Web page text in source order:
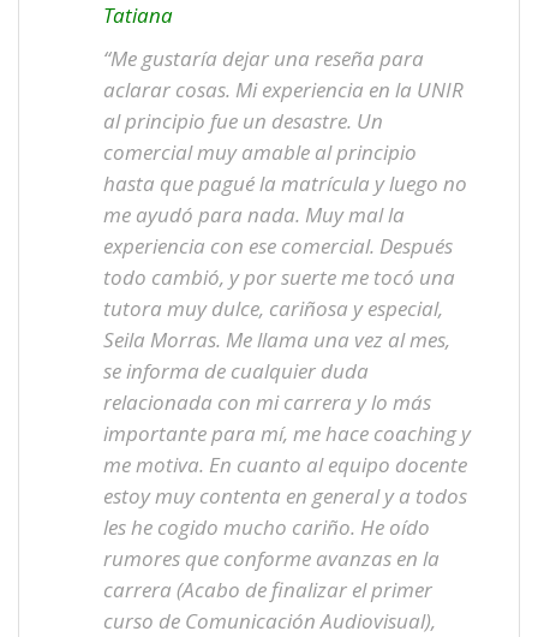
Tatiana
“Me gustaría dejar una reseña para
aclarar cosas. Mi experiencia en la UNIR
al principio fue un desastre. Un
comercial muy amable al principio
hasta que pagué la matrícula y luego no
me ayudó para nada. Muy mal la
experiencia con ese comercial. Después
todo cambió, y por suerte me tocó una
tutora muy dulce, cariñosa y especial,
Seila Morras. Me llama una vez al mes,
se informa de cualquier duda
relacionada con mi carrera y lo más
importante para mí, me hace coaching y
me motiva. En cuanto al equipo docente
estoy muy contenta en general y a todos
les he cogido mucho cariño. He oído
rumores que conforme avanzas en la
carrera (Acabo de finalizar el primer
curso de Comunicación Audiovisual),